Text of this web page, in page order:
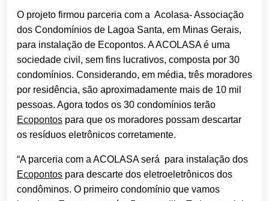
O projeto firmou parceria com a Acolasa- Associação
dos Condomínios de Lagoa Santa, em Minas Gerais,
para instalação de Ecopontos. A ACOLASA é uma
sociedade civil, sem fins lucrativos, composta por 30
condomínios. Considerando, em média, três moradores
por residência, são aproximadamente mais de 10 mil
pessoas. Agora todos os 30 condomínios terão
Ecopontos para que os moradores possam descartar
os resíduos eletrônicos corretamente.
“A parceria com a ACOLASA será para instalação dos
Ecopontos para descarte dos eletroeletrônicos dos
condôminos. O primeiro condomínio que vamos